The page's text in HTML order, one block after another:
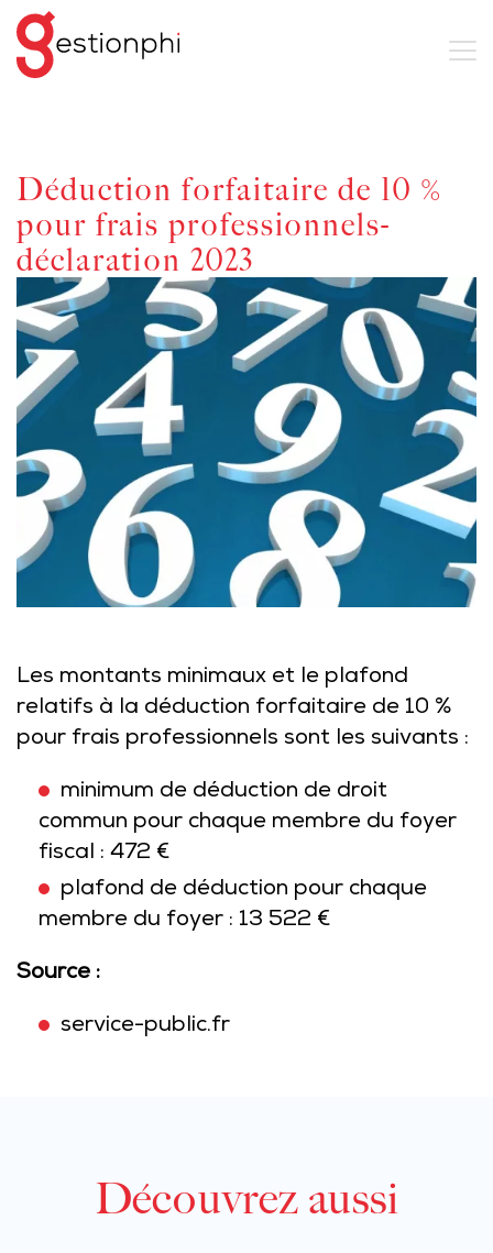
Déduction forfaitaire de 10 %
pour frais professionnels-
déclaration 2023
Les montants minimaux et le plafond
relatifs à la déduction forfaitaire de 10 %
pour frais professionnels sont les suivants :
minimum de déduction de droit
commun pour chaque membre du foyer
fiscal : 472 €
plafond de déduction pour chaque
membre du foyer : 13 522 €
Source :
service-public.fr
Découvrez aussi